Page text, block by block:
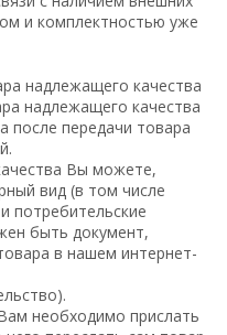
и комплектностью уже
надлежащего качества
надлежащего качества
после передачи товара
Вы можете,
вид (в том числе
потребительские
быть документ,
в нашем интернет-
необходимо прислать